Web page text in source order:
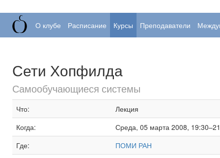
О клубе Расписание Курсы Преподаватели
Сети Хопфилда
Самообучающиеся системы
Что:
Лекция
Когда:
Среда, 05 марта 2008,
Где:
ПОМИ РАН